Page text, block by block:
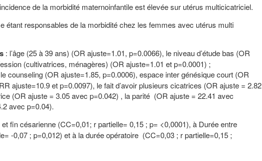
de la morbidité maternoinfantile est élevée sur utérus multicicatriciel.
étant responsables de la morbidité chez les femmes avec utérus multi
: l’âge (25 à 39 ans) (OR ajuste=1.01, p=0.0066), le niveau d’étude bas (OR
(cultivatrices, ménagères) (OR ajuste=1.01 et p=0.0001) ;
counseling (OR ajuste=1.85, p=0.0006), espace inter génésique court (OR
ajuste=10.9 et p=0.0097), le fait d’avoir plusieurs cicatrices (OR ajuste = 2.82
(OR ajuste = 3.05 avec p=0.042) , la parité (OR ajuste = 22.41 avec
avec p=0.04).
fin césarienne (CC=0,01; r partielle= 0,15 ; p= <0,0001), à Durée entre
-0,07 ; p=0,012) et à la durée opératoire (CC=0,03 ; r partielle=0,15 ;